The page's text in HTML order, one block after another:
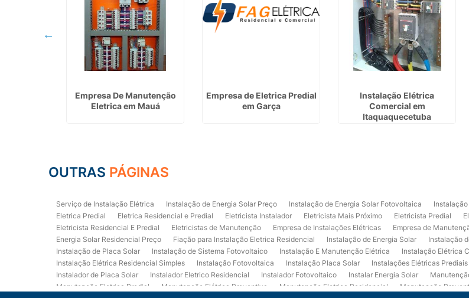
Empresa De Manutenção
Eletrica em Mauá
Empresa de Eletrica Predial
em Garça
Instalação Elétrica
Comercial em
Itaquaquecetuba
OUTRAS PÁGINAS
Serviço de Instalação Elétrica Instalação de Energia Solar Preço Instalação de Energia Solar Fotovoltaica
Eletrica Predial
Eletrica Residencial e Predial Eletricista Instalador Eletricista Mais Próximo Eletricista Predial
Eletricista Residencial E Predial
Eletricistas de Manutenção Empresa de Instalações Elétricas Empresa de
Energia Solar Residencial Preço
Fiação para Instalação Eletrica Residencial Instalação de Energia Solar Instalação
Instalação de Placa Solar
Instalação de Sistema Fotovoltaico Instalação E Manutenção Elétrica Instalação Elétrica
Instalação Elétrica Residencial Simples
Instalação Fotovoltaica Instalação Placa Solar Instalações Elétricas Prediais
Instalador de Placa Solar
Instalador Eletrico Residencial Instalador Fotovoltaico Instalar Energia Solar
Manutenção Eletrica Predial
Manutenção Elétrica Preventiva Manutenção Eletrica Residencial
Manutenção